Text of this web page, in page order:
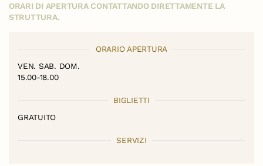
ORARI DI APERTURA CONTATTANDO DIRETTAMENTE LA
STRUTTURA.
ORARIO APERTURA
VEN. SAB. DOM.
15.00-18.00
BIGLIETTI
GRATUITO
SERVIZI